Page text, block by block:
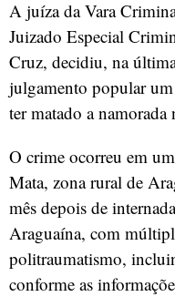
A juíza da Vara
Juizado Especial
Cruz, decidiu, na
julgamento popular
ter matado a
O crime ocorreu em
Mata, zona rural de
mês depois de
Araguaína, com
politraumatismo,
conforme as